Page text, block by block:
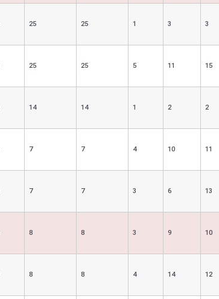
25 25 1 3 3
25 25 5 11 15
14 14 1 2 2
7 7 4 10 11
7 7 3 6 13
8 8 3 9 10
8 8 4 14 12